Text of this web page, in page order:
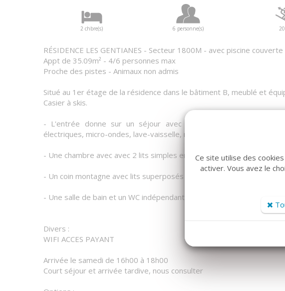
2 chbre(s) 6 personne(s)
RÉSIDENCE LES GENTIANES - Secteur 1800M - avec piscine couverte
Appt de 35.09m² - 4/6 personnes max
Proche des pistes - Animaux non admis
Situé au 1er étage de la résidence dans le bâtiment B, meublé et
Casier à skis.
- L'entrée donne sur un séjour avec canapé clic-clac et le coin
électriques, micro-ondes, lave-vaisselle, réfrigérateur... La terrasse
- Une chambre avec avec 2 lits simples en 80cm.
- Un coin montagne avec lits superposés en 80cm.
- Une salle de bain et un WC indépendants.
Divers :
WIFI ACCES PAYANT
Arrivée le samedi de 16h00 à 18h00
Court séjour et arrivée tardive, nous consulter
Ce site utilise des
activer. Vous avez le